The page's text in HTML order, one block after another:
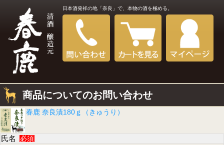
日本酒発祥の地「奈良」で、本物の酒を極める。
商品についてのお問い合わせ
春鹿 奈良漬180ｇ（きゅうり）
氏名 必須